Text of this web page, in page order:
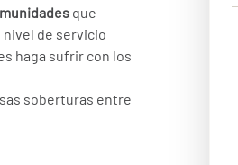
que
nivel de servicio
haga sufrir con los
soberturas entre